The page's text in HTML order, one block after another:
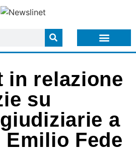
in relazione
su
a
Fede